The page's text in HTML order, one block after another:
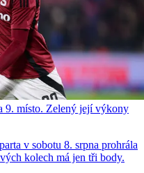
9. místo. Zelený její výkony
v sobotu 8. srpna prohrála
kolech má jen tři body.